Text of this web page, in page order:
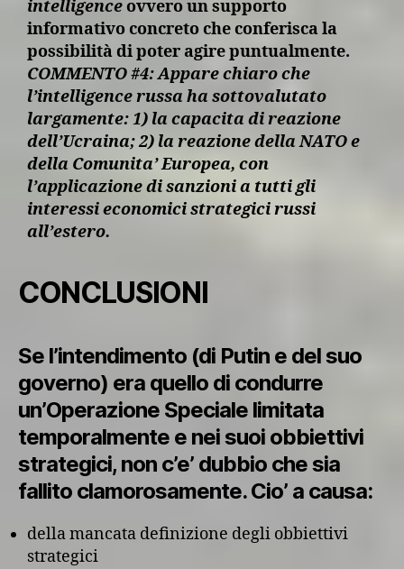
intelligence ovvero un supporto
informativo concreto che conferisca la
possibilità di poter agire puntualmente.
COMMENTO #4: Appare chiaro che
l’intelligence russa ha sottovalutato
largamente: 1) la capacita di reazione
dell’Ucraina; 2) la reazione della NATO e
della Comunita’ Europea, con
l’applicazione di sanzioni a tutti gli
interessi economici strategici russi
all’estero.
CONCLUSIONI
Se l’intendimento (di Putin e del suo
governo) era quello di condurre
un’Operazione Speciale limitata
temporalmente e nei suoi obbiettivi
strategici, non c’e’ dubbio che sia
fallito clamorosamente. Cio’ a causa:
della mancata definizione degli obbiettivi
strategici